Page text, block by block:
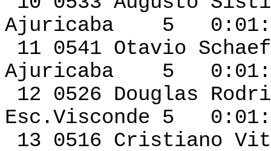
Ajuricaba 5
11 0541
Ajuricaba 5
12 0526
Esc.Visconde 5
13 0516 Cristiano